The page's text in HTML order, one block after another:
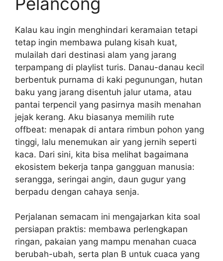
Kalau kau ingin menghindari keramaian tetapi
tetap ingin membawa pulang kisah kuat,
mulailah dari destinasi alam yang jarang
terpampang di playlist turis. Danau-danau kecil
berbentuk purnama di kaki pegunungan, hutan
baku yang jarang disentuh jalur utama, atau
pantai terpencil yang pasirnya masih menahan
jejak kerang. Aku biasanya memilih rute
offbeat: menapak di antara rimbun pohon yang
tinggi, lalu menemukan air yang jernih seperti
kaca. Dari sini, kita bisa melihat bagaimana
ekosistem bekerja tanpa gangguan manusia:
serangga, seringai angin, daun gugur yang
berpadu dengan cahaya senja.
Perjalanan semacam ini mengajarkan kita soal
persiapan praktis: membawa perlengkapan
ringan, pakaian yang mampu menahan cuaca
berubah-ubah, serta plan B untuk cuaca yang